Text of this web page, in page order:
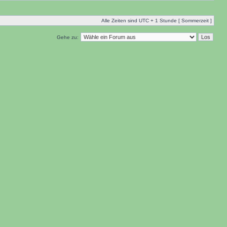
Alle Zeiten sind UTC + 1 Stunde [ Sommerzeit ]
Gehe zu: